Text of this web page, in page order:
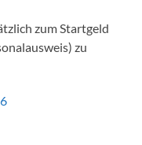
zum Startgeld
zu